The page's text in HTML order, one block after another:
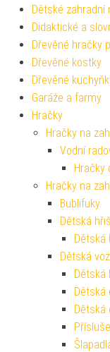
Dětské zahradní
Didaktické a
Dřevěné hračky
Dřevěné kostky
Dřevěné
Garáže a farmy
Hračky
Hračky na
Vodní
Hračky
Hračky na
Bublifuky
Dětská
Dětská
Dětská
Dětská
Dětská
Dětská